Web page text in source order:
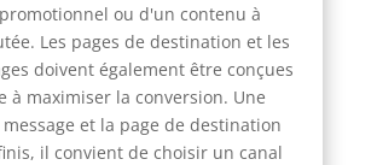
ou d'un contenu à
Les pages de destination et les
doivent également être conçues
à maximiser la conversion. Une
et la page de destination
il convient de choisir un canal